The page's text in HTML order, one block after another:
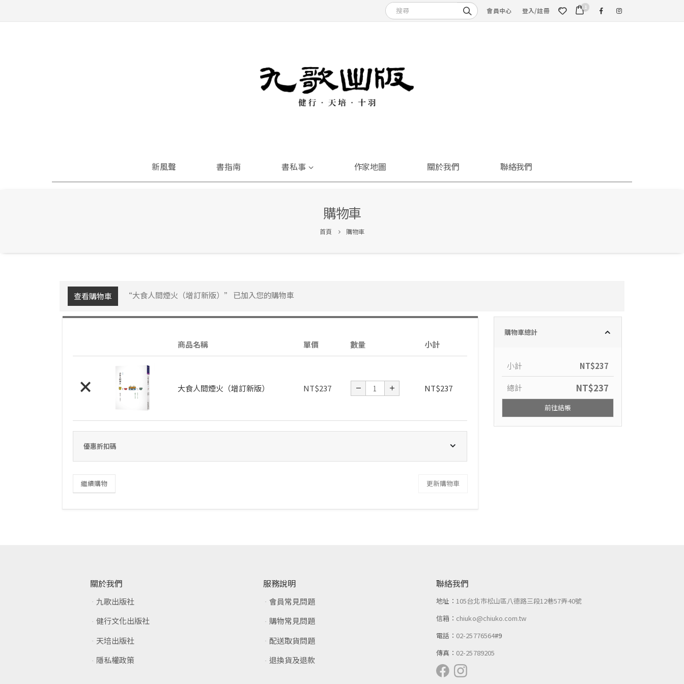
會員中心 登入/註冊 1
新風聲 書指南 書私事 作家地圖 關於我們 聯絡我們
購物車
首頁 購物車
查看購物車 “大食人間煙火（增訂新版）” 已加入您的購物車
商品名稱 單價 數量 小計
× 大食人間煙火（增訂新版） NT$237 NT$237
優惠折扣碼
繼續購物 更新購物車
購物車總計
小計 NT$237
總計 NT$237
前往結帳
關於我們
九歌出版社
健行文化出版社
天培出版社
隱私權政策
服務說明
會員常見問題
購物常見問題
配送取貨問題
退換貨及退款
聯絡我們
地址： 105台北市松山區八德路三段12巷57弄40號
信箱： chiuko@chiuko.com.tw
電話： 02-25776564#9
傳真： 02-25789205